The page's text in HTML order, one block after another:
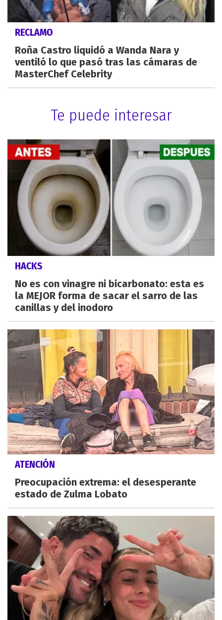
RECLAMO
Roña Castro liquidó a Wanda Nara y
ventiló lo que pasó tras las cámaras de
MasterChef Celebrity
Te puede interesar
HACKS
No es con vinagre ni bicarbonato: esta es
la MEJOR forma de sacar el sarro de las
canillas y del inodoro
ATENCIÓN
Preocupación extrema: el desesperante
estado de Zulma Lobato